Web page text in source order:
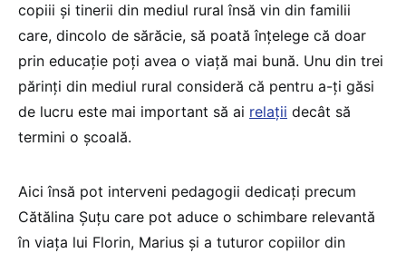
copiii și tinerii din mediul rural însă vin din familii
care, dincolo de sărăcie, să poată înțelege că doar
prin educație poți avea o viață mai bună. Unu din trei
părinți din mediul rural consideră că pentru a-ţi găsi
de lucru este mai important să ai relații decât să
termini o școală.
Aici însă pot interveni pedagogii dedicați precum
Cătălina Șuțu care pot aduce o schimbare relevantă
în viața lui Florin, Marius și a tuturor copiilor din